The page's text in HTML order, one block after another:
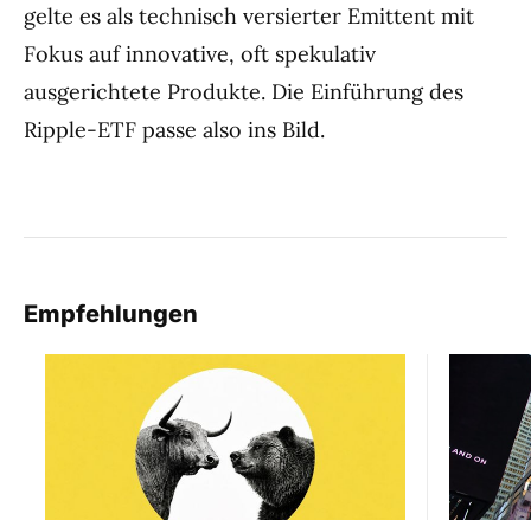
gelte es als technisch versierter Emittent mit
Fokus auf innovative, oft spekulativ
ausgerichtete Produkte. Die Einführung des
Ripple-ETF passe also ins Bild.
Empfehlungen